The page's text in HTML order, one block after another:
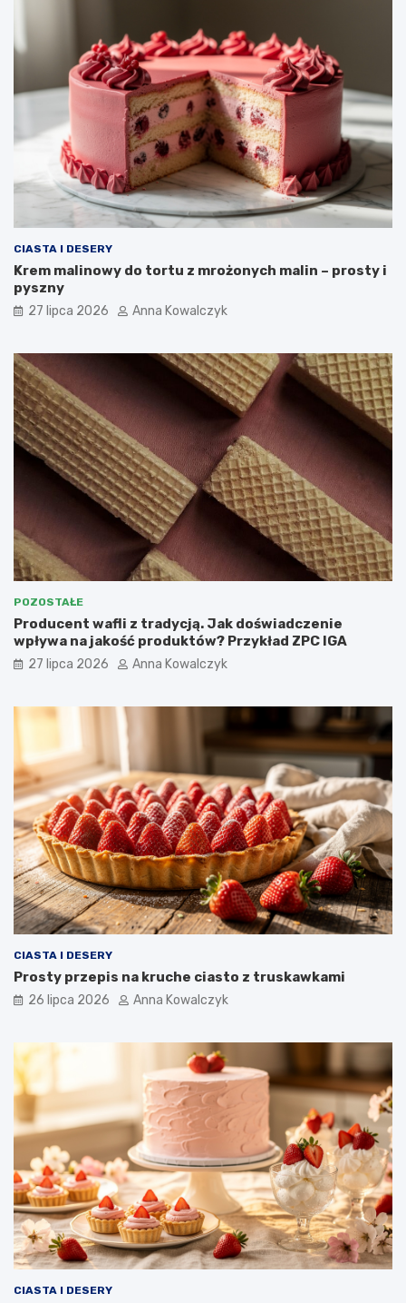
CIASTA I DESERY
Krem malinowy do tortu z mrożonych malin – prosty i
pyszny
27 lipca 2026 Anna Kowalczyk
POZOSTAŁE
Producent wafli z tradycją. Jak doświadczenie
wpływa na jakość produktów? Przykład ZPC IGA
27 lipca 2026 Anna Kowalczyk
CIASTA I DESERY
Prosty przepis na kruche ciasto z truskawkami
26 lipca 2026 Anna Kowalczyk
CIASTA I DESERY